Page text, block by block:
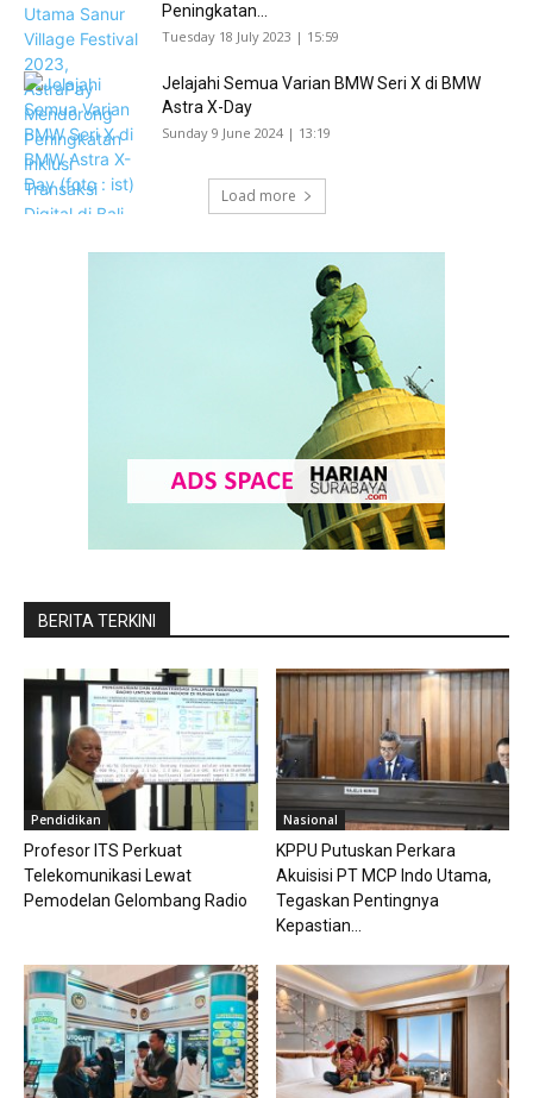
Peningkatan...
Tuesday 18 July 2023 | 15:59
Jelajahi Semua Varian BMW Seri X di BMW
Astra X-Day
Sunday 9 June 2024 | 13:19
Load more
BERITA TERKINI
Pendidikan
Profesor ITS Perkuat
Telekomunikasi Lewat
Pemodelan Gelombang Radio
Nasional
KPPU Putuskan Perkara
Akuisisi PT MCP Indo Utama,
Tegaskan Pentingnya
Kepastian...